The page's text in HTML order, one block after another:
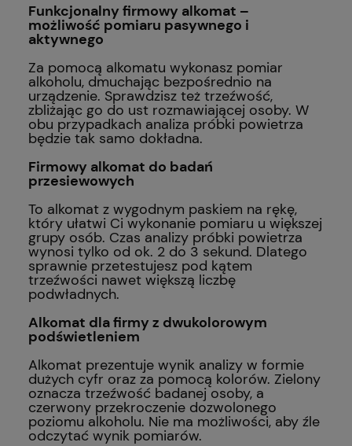
Funkcjonalny firmowy alkomat –
możliwość pomiaru pasywnego i
aktywnego
Za pomocą alkomatu wykonasz pomiar
alkoholu, dmuchając bezpośrednio na
urządzenie. Sprawdzisz też trzeźwość,
zbliżając go do ust rozmawiającej osoby. W
obu przypadkach analiza próbki powietrza
będzie tak samo dokładna.
Firmowy alkomat do badań
przesiewowych
To alkomat z wygodnym paskiem na rękę,
który ułatwi Ci wykonanie pomiaru u większej
grupy osób. Czas analizy próbki powietrza
wynosi tylko od ok. 2 do 3 sekund. Dlatego
sprawnie przetestujesz pod kątem
trzeźwości nawet większą liczbę
podwładnych.
Alkomat dla firmy z dwukolorowym
podświetleniem
Alkomat prezentuje wynik analizy w formie
dużych cyfr oraz za pomocą kolorów. Zielony
oznacza trzeźwość badanej osoby, a
czerwony przekroczenie dozwolonego
poziomu alkoholu. Nie ma możliwości, aby źle
odczytać wynik pomiarów.